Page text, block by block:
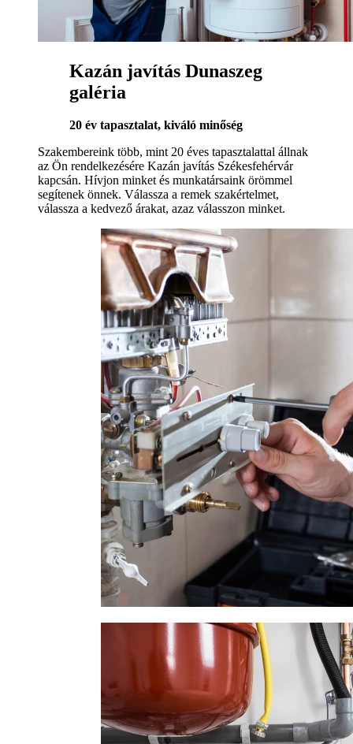
Kazán javítás Dunaszeg
galéria
20 év tapasztalat, kiváló minőség
Szakembereink több, mint 20 éves tapasztalattal állnak
az Ön rendelkezésére Kazán javítás Székesfehérvár
kapcsán. Hívjon minket és munkatársaink örömmel
segítenek önnek. Válassza a remek szakértelmet,
válassza a kedvező árakat, azaz válasszon minket.